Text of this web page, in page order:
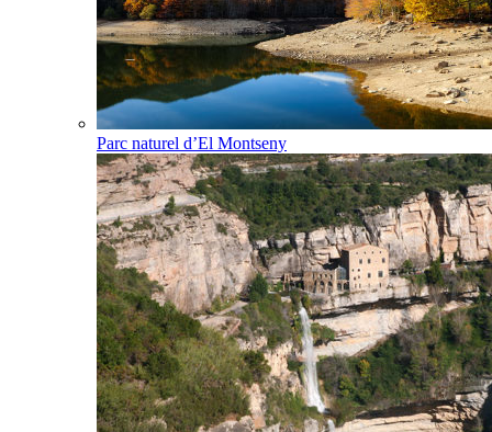
Parc naturel d’El Montseny